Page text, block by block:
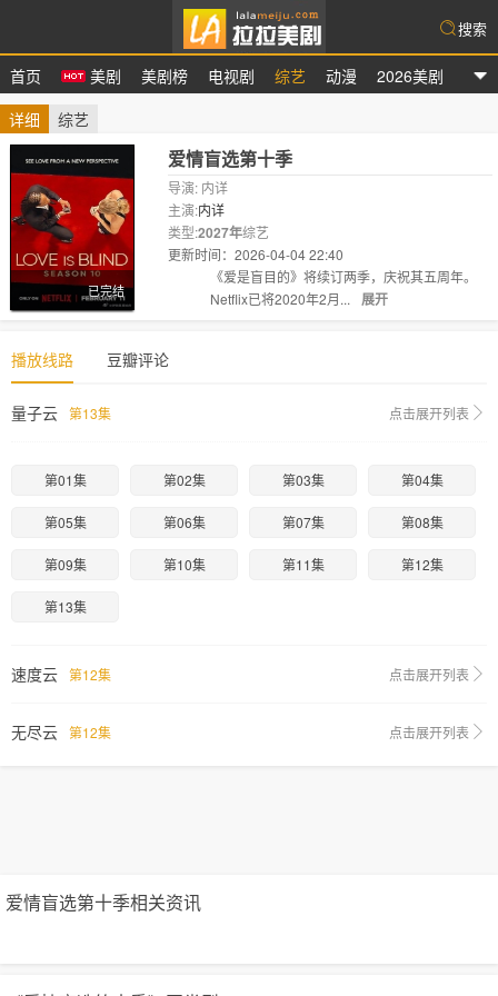
首页 美剧 美剧榜 电视剧 综艺 动漫 2026美剧
搜索
详细 综艺
已完结
爱情盲选第十季
导演: 内详
主演:内详
类型:2027年综艺
更新时间：2026-04-04 22:40
《爱是盲目的》将续订两季，庆祝其五周年。
Netflix已将2020年2月...
展开
播放线路 豆瓣评论
量子云 第13集 点击展开列表
第01集 第02集 第03集 第04集
第05集 第06集 第07集 第08集
第09集 第10集 第11集 第12集
第13集
速度云 第12集 点击展开列表
无尽云 第12集 点击展开列表
爱情盲选第十季相关资讯